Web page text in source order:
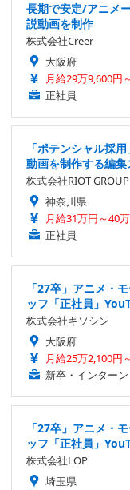
長期で安定/アニメ
説動画を制作
株式会社Creer
大阪府
月給29万9,600円
正社員
「ポテンシャル採
動画を制作する編集
株式会社RIOT GROUP
神奈川県
月給31万円～40
正社員
「27卒」アニメ・
ッフ「正社員」
株式会社キソシン
大阪府
月給25万2,100円
新卒・インターン
「27卒」アニメ・
ッフ「正社員」
株式会社LOP
埼玉県